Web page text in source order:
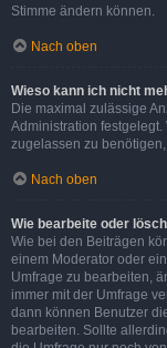
Stimme ändern können.
Nach oben
Wieso kann ich nicht
Die maximal zulässige
Administration
zugelassen zu
Nach oben
Wie bearbeite oder
Wie bei den Beiträgen
einem Moderator oder
Umfrage zu bearbeiten,
immer mit der Umfrage
dann können Benutzer
bearbeiten. Sollte